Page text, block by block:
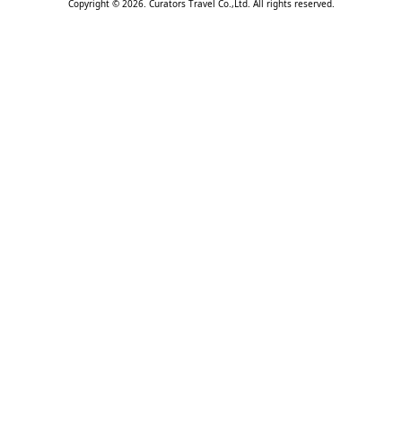
Copyright © 2026. Curators Travel Co.,Ltd. All rights reserved.